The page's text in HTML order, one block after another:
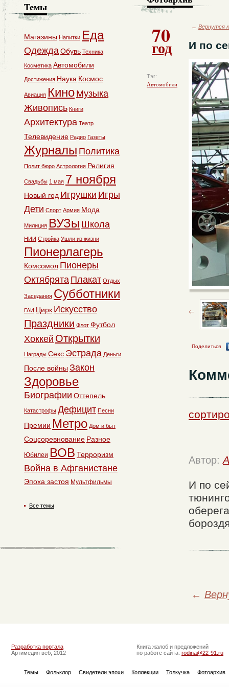
70
год
Тэг:
Автомобили
← Вернутся
И по
Поделиться
Автор:
И по
←
Темы
Магазины Напитки Еда
ОдеждаОбувь Техника
Косметика Автомобили
Достижения Наука Космос
Авиация Кино Музыка
Живопись Книги
Архитектура Театр
Телевидение Радио Газеты
Журналы Политика
Полит бюро Астрология Религия
Свадьбы 1 мая 7 ноября
Новый год Игрушки Игры
Дети Спорт Армия Мода
Милиция ВУЗы Школа
НИИ Стройка Ушли из жизни
Пионерлагерь
Комсомол Пионеры
Октябрята Плакат Отдых
Заседания Субботники
ГАИ Цирк Искусство
Праздники Флот Футбол
Хоккей Открытки
Награды Секс Эстрада Деньги
После войны Закон
Здоровье
Биографии Оттепель
Катастрофы Дефицит Песни
Премии Метро Дом и быт
Соцсоревнование Разное
Юбилеи ВОВ Терроризм
Война в Афганистане
Эпоха застоя Мультфильмы
Все темы
Разработка портала
Артимедия веб, 2012
Книга жалоб и предложений
по работе сайта: rodina@22-91.ru
Темы Фольклор Свидетели эпохи Коллекции Толкучка Фотоархив